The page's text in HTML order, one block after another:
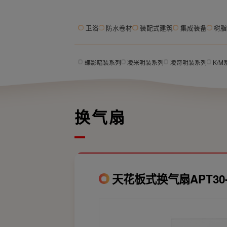
卫浴 防水卷材 装配式建筑 集成装备 树
蝶影暗装系列 凌米明装系列 凌奇明装系列 K/M
换气扇
天花板式换气扇